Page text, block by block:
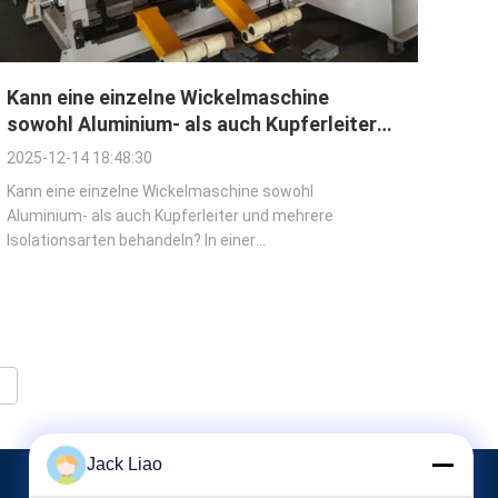
Kann eine einzelne Wickelmaschine
sowohl Aluminium- als auch Kupferleiter
und mehrere Isolationsarten behandeln?
2025-12-14 18:48:30
Kann eine einzelne Wickelmaschine sowohl
Aluminium- als auch Kupferleiter und mehrere
Isolationsarten behandeln? In einer
Jack Liao